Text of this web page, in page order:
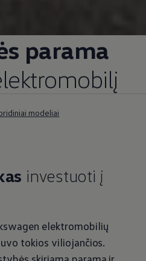
parama
modeliai
investuoti į
elektromobilių
tokios viliojančios.